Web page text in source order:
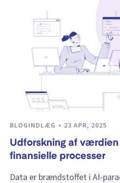
BLOGINDLÆG 23 APR, 2025
Udforskning af
finansielle processer
Data er brændstoffet i AI-